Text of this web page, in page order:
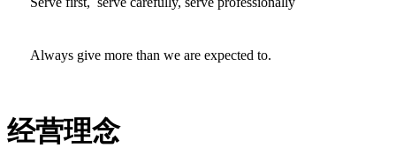
Always give more than we are expected to.
经营理念